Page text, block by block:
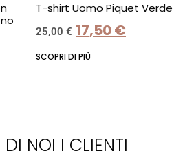
T-shirt Uomo Piquet Verde
25,00€ 17,50€
SCOPRI DI PIÙ
NOI I CLIENTI